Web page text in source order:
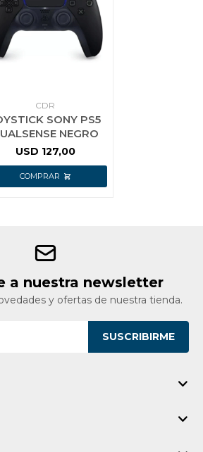
CDR
SONY PS5
NEGRO
USD 127,00
a nuestra newsletter
y ofertas de nuestra tienda.
SUSCRIBIRME